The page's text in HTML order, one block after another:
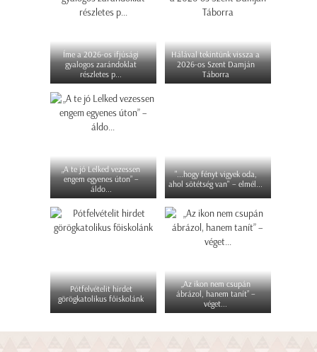
Íme a 2026-os ifjúsági
gyalogos zarándoklat
részletes p...
Hálával tekintünk vissza a
2026-os Szent Damján
Táborra
„A te jó Lelked vezessen
engem egyenes úton” –
áldo...
"...hogy fényt vigyek oda,
ahol sötétség van" – elmél...
Pótfelvételit hirdet
görögkatolikus főiskolánk
„Az ikon nem csupán
ábrázol, hanem tanít” –
véget...